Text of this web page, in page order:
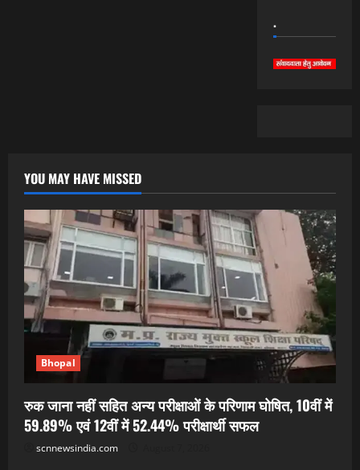
.
YOU MAY HAVE MISSED
Bhopal
रुक जाना नहीं सहित अन्य परीक्षाओं के परिणाम घोषित, 10वीं में
59.89% एवं 12वीं में 52.44% परीक्षार्थी सफल
scnnewsindia.com